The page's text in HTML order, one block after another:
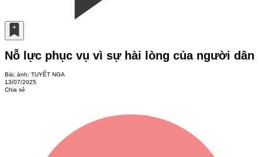
Nỗ lực phục vụ vì sự hài lòng của người dân
Bài, ảnh: TUYẾT NGA
13/07/2025
Chia sẻ